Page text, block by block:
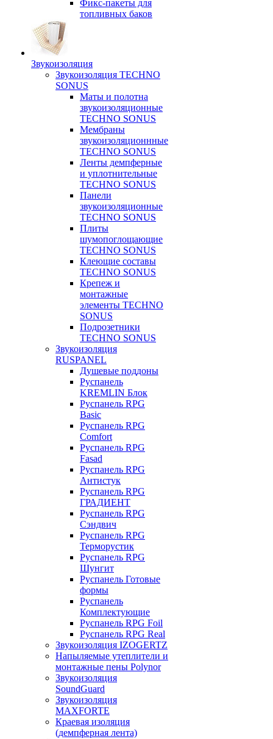
Фикс-пакеты для
топливных баков
Звукоизоляция
Звукоизоляция TECHNO
SONUS
Маты и полотна
звукоизоляционные
TECHNO SONUS
Мембраны
звукоизоляционнные
TECHNO SONUS
Ленты демпферные
и уплотнительные
TECHNO SONUS
Панели
звукоизоляционные
TECHNO SONUS
Плиты
шумопоглощающие
TECHNO SONUS
Клеющие составы
TECHNO SONUS
Крепеж и
монтажные
элементы TECHNO
SONUS
Подрозетники
TECHNO SONUS
Звукоизоляция
RUSPANEL
Душевые поддоны
Руспанель
KREMLIN Блок
Руспанель RPG
Basic
Руспанель RPG
Comfort
Руспанель RPG
Fasad
Руспанель RPG
Антистук
Руспанель RPG
ГРАДИЕНТ
Руспанель RPG
Сэндвич
Руспанель RPG
Терморустик
Руспанель RPG
Шунгит
Руспанель Готовые
формы
Руспанель
Комплектующие
Руспанель RPG Foil
Руспанель RPG Real
Звукоизоляция IZOGERTZ
Напыляемые утеплители и
монтажные пены Polynor
Звукоизоляция
SoundGuard
Звукоизоляция
MAXFORTE
Краевая изоляция
(демпферная лента)